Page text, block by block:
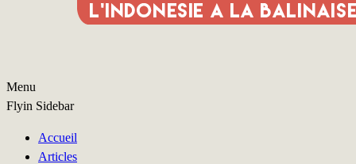
Menu
Flyin Sidebar
Accueil
Articles